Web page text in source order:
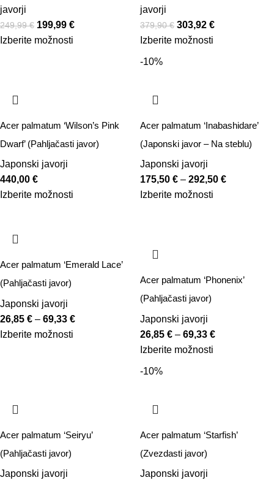
javorji
249,99€ 199,99 €
Izberite možnosti
javorji
379,90€ 303,92 €
Izberite možnosti
Acer palmatum ‘Wilson’s Pink
Dwarf’ (Pahljačasti javor)
Japonski javorji
440,00 €
Izberite možnosti
-10%
Acer palmatum ‘Inabashidare’
(Japonski javor – Na steblu)
Japonski javorji
175,50 € – 292,50 €
Izberite možnosti
Acer palmatum ‘Emerald Lace’
(Pahljačasti javor)
Japonski javorji
26,85 € – 69,33 €
Izberite možnosti
Acer palmatum ‘Phonenix’
(Pahljačasti javor)
Japonski javorji
26,85 € – 69,33 €
Izberite možnosti
Acer palmatum ‘Seiryu’
(Pahljačasti javor)
Japonski javorji
-10%
Acer palmatum ‘Starfish’
(Zvezdasti javor)
Japonski javorji